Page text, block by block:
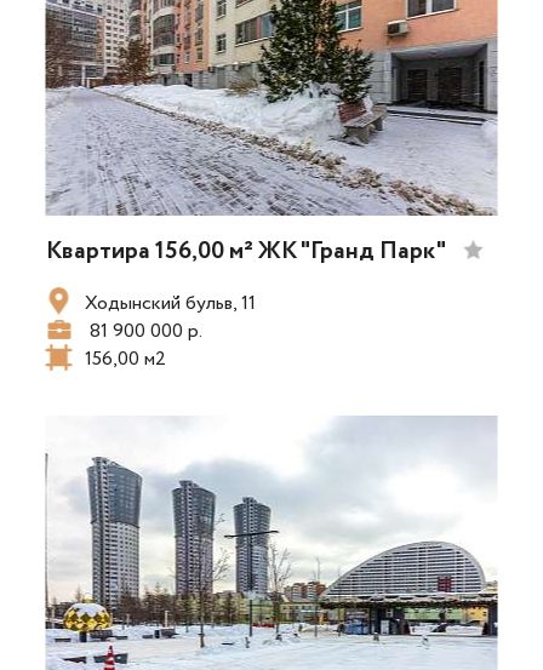
Квартира 156,00 м² ЖК "Гранд Парк"
Ходынский бульв, 11
81 900 000 р.
156,00 м2